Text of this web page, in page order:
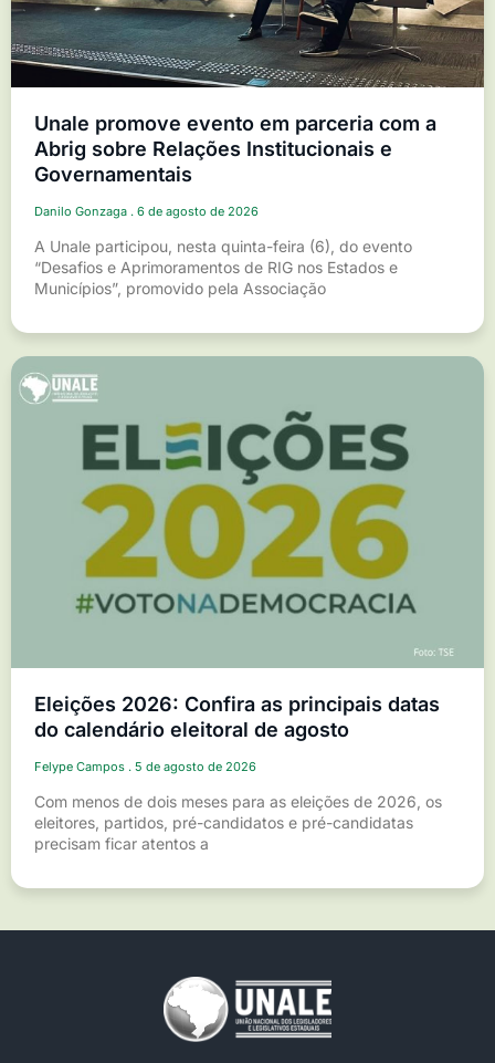
Unale promove evento em parceria com a
Abrig sobre Relações Institucionais e
Governamentais
Danilo Gonzaga 6 de agosto de 2026
A Unale participou, nesta quinta-feira (6), do evento
“Desafios e Aprimoramentos de RIG nos Estados e
Municípios”, promovido pela Associação
Eleições 2026: Confira as principais datas
do calendário eleitoral de agosto
Felype Campos 5 de agosto de 2026
Com menos de dois meses para as eleições de 2026, os
eleitores, partidos, pré-candidatos e pré-candidatas
precisam ficar atentos a